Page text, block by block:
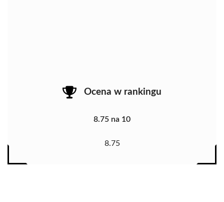
Ocena w rankingu
8.75 na 10
8.75